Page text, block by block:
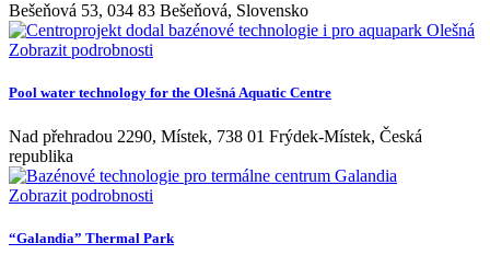
Bešeňová 53, 034 83 Bešeňová, Slovensko
Zobrazit podrobnosti
Pool water technology for the Olešná Aquatic Centre
Nad přehradou 2290, Místek, 738 01 Frýdek-Místek, Česká
republika
Zobrazit podrobnosti
“Galandia” Thermal Park